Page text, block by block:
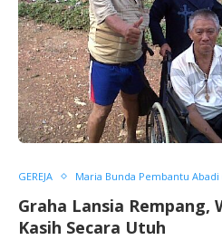
GEREJA Maria Bunda Pembantu Abadi
Graha Lansia Rempang,
Kasih Secara Utuh